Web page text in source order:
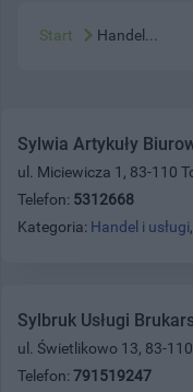
Start Handel...
Sylwia Artykuły
ul. Miciewicza 1, 83-110
Telefon: 5312668
Kategoria: Handel i usługi
Sylbruk Usługi
ul. Świetlikowo 13, 83-
Telefon: 791519247